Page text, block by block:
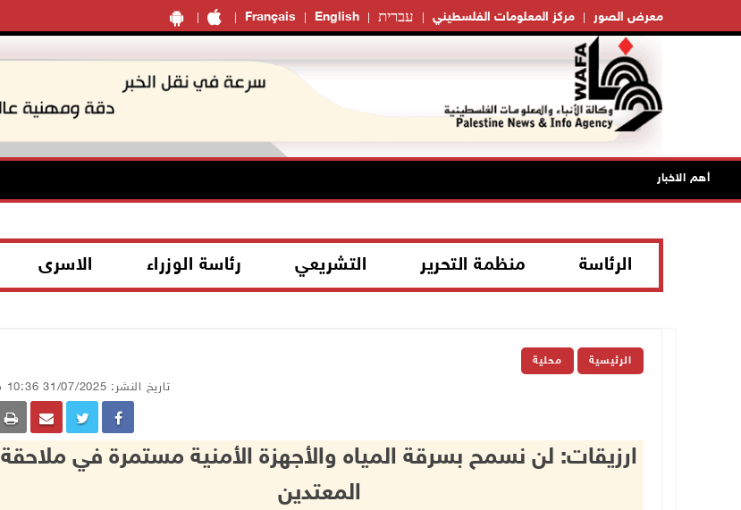
Français English עברית مركز المعلومات الفلسطيني معرض الصور
أهم الاخبار
الرئاسة منظمة التحرير التشريعي رئاسة الوزراء الاسرى
الرئيسية محلية
تاريخ النشر: 31/07/2025 10:36 م
ارزيقات: لن نسمح بسرقة المياه والأجهزة الأمنية مستمرة في ملاحقة
المعتدين